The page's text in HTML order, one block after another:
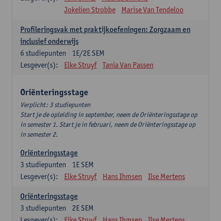
Jokelien Strobbe
Marise Van Tendeloo
Profileringsvak met praktijkoefeningen: Zorgzaam en
inclusief onderwijs
1E/2E SEM
6 studiepunten
Lesgever(s):
Elke Struyf Tania Van Passen
Oriënteringsstage
Verplicht: 3 studiepunten
Start je de opleiding in september, neem de Oriënteringsstage op
in semester 1. Start je in februari, neem de Oriënteringsstage op
in semester 2.
Oriënteringsstage
1E SEM
3 studiepunten
Lesgever(s):
Elke Struyf Hans Ihmsen Ilse Mertens
Oriënteringsstage
2E SEM
3 studiepunten